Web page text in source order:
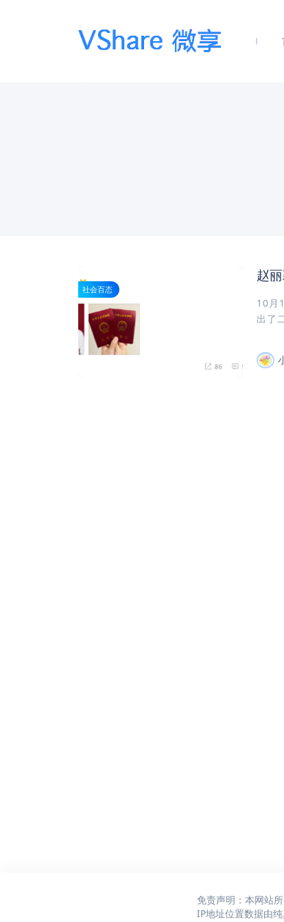
社会百态
赵
10月
出了
免责声明：本网站
IP地址位置数据由